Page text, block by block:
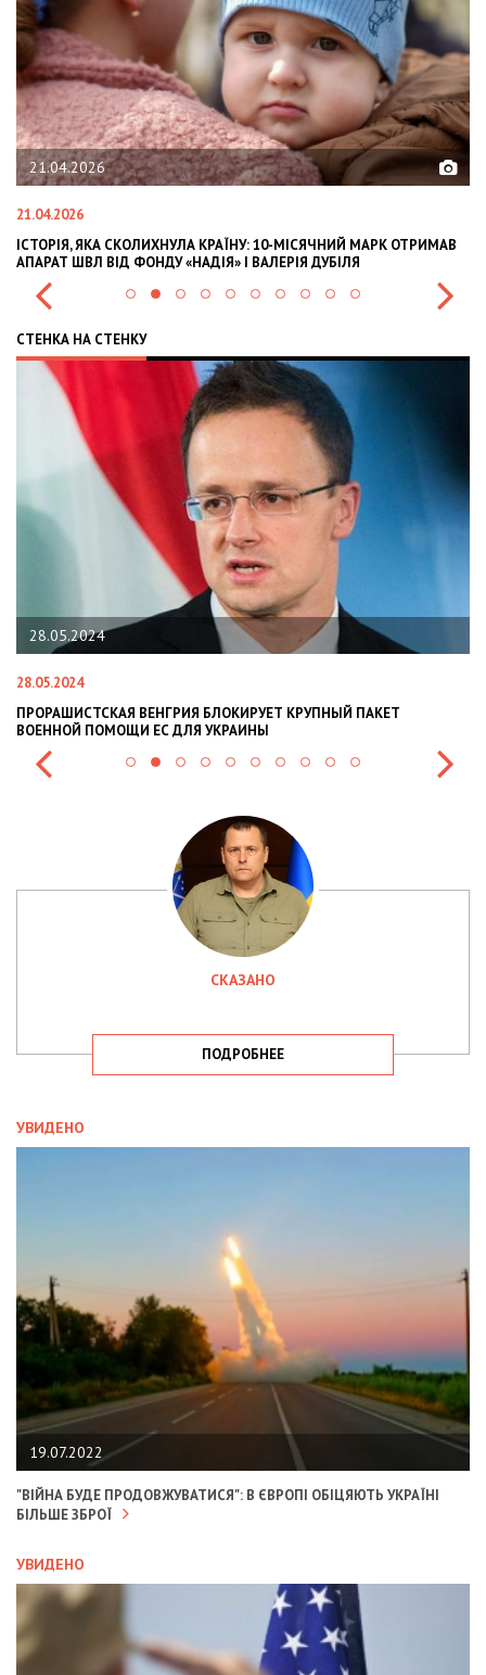
21.04.2026
21.04.2026
ІСТОРІЯ, ЯКА СКОЛИХНУЛА КРАЇНУ: 10-МІСЯЧНИЙ МАРК ОТРИМАВ
АПАРАТ ШВЛ ВІД ФОНДУ «НАДІЯ» І ВАЛЕРІЯ ДУБІЛЯ
СТЕНКА НА СТЕНКУ
28.05.2024
28.05.2024
ПРОРАШИСТСКАЯ ВЕНГРИЯ БЛОКИРУЕТ КРУПНЫЙ ПАКЕТ
ВОЕННОЙ ПОМОЩИ ЕС ДЛЯ УКРАИНЫ
СКАЗАНО
ПОДРОБНЕЕ
УВИДЕНО
19.07.2022
"ВІЙНА БУДЕ ПРОДОВЖУВАТИСЯ": В ЄВРОПІ ОБІЦЯЮТЬ УКРАЇНІ
БІЛЬШЕ ЗБРОЇ
УВИДЕНО